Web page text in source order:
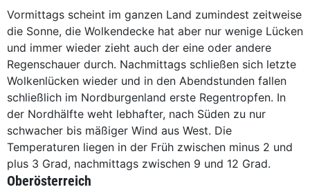
Vormittags scheint im ganzen Land zumindest zeitweise
die Sonne, die Wolkendecke hat aber nur wenige Lücken
und immer wieder zieht auch der eine oder andere
Regenschauer durch. Nachmittags schließen sich letzte
Wolkenlücken wieder und in den Abendstunden fallen
schließlich im Nordburgenland erste Regentropfen. In
der Nordhälfte weht lebhafter, nach Süden zu nur
schwacher bis mäßiger Wind aus West. Die
Temperaturen liegen in der Früh zwischen minus 2 und
plus 3 Grad, nachmittags zwischen 9 und 12 Grad.
Oberösterreich